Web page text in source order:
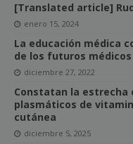
[Translated article]
enero 15, 2024
La educación médica
de los futuros médicos
diciembre 27, 2022
Constatan la estrecha
plasmáticos de
cutánea
diciembre 5, 2025